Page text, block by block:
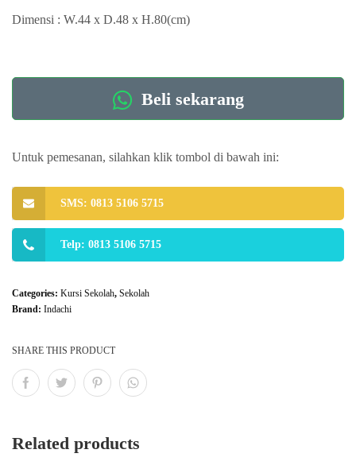
Dimensi : W.44 x D.48 x H.80(cm)
Beli sekarang
Untuk pemesanan, silahkan klik tombol di bawah ini:
SMS: 0813 5106 5715
Telp: 0813 5106 5715
Categories: Kursi Sekolah, Sekolah
Brand: Indachi
SHARE THIS PRODUCT
Related products